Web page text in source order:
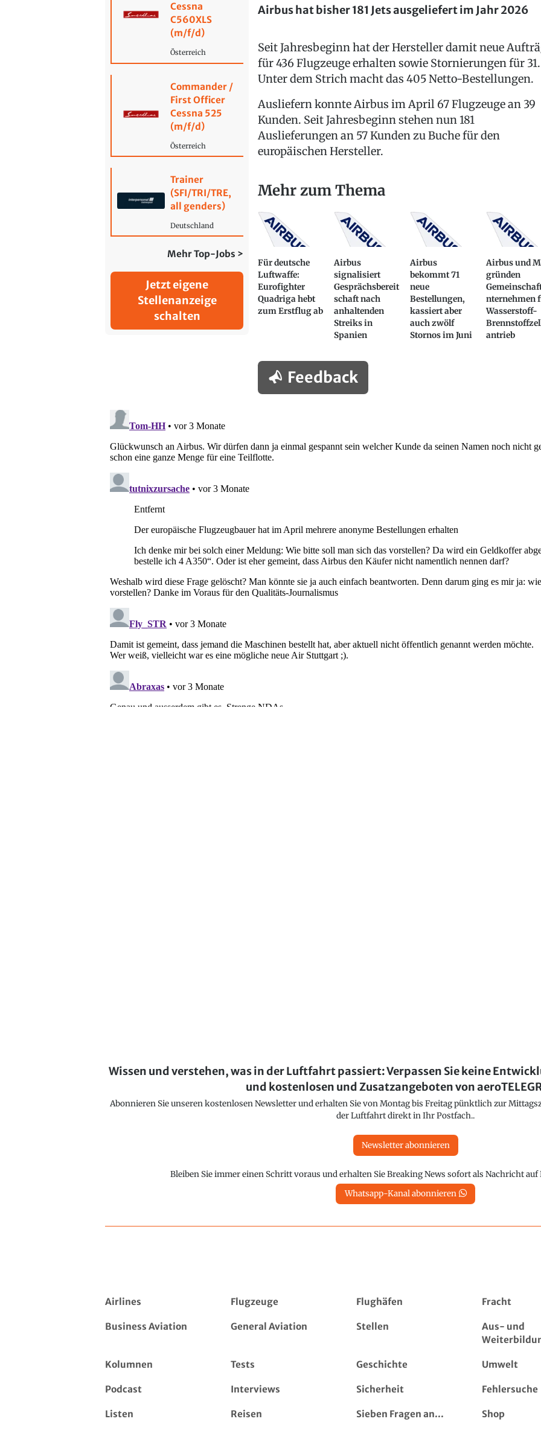
Cessna
C560XLS
(m/f/d)
Österreich
Commander /
First Officer
Cessna 525
(m/f/d)
Österreich
Trainer
(SFI/TRI/TRE,
all genders)
Deutschland
Mehr Top-Jobs >
Jetzt eigene
Stellenanzeige
schalten
Airbus hat bisher 181 Jets ausgeliefert im Jahr 2026
Seit Jahresbeginn hat der Hersteller damit neue
für 436 Flugzeuge erhalten sowie Stornierungen für 31.
Unter dem Strich macht das 405 Netto-Bestellungen.
Ausliefern konnte Airbus im April 67 Flugzeuge an 39
Kunden. Seit Jahresbeginn stehen nun 181
Auslieferungen an 57 Kunden zu Buche für den
europäischen Hersteller.
Mehr zum Thema
Für deutsche
Luftwaffe:
Eurofighter
Quadriga hebt
zum Erstflug ab
Airbus
signalisiert
Gesprächsbereit
schaft nach
anhaltenden
Streiks in
Spanien
Airbus
bekommt 71
neue
Bestellungen,
kassiert aber
auch zwölf
Stornos im Juni
Airbus und
gründen
nternehmen
Wasserstoff-
antrieb
Feedback
Wissen und verstehen, was in der Luftfahrt passiert: Verpassen Sie keine
und kostenlosen und Zusatzangeboten von
Abonnieren Sie unseren kostenlosen Newsletter und erhalten Sie von Montag bis Freitag pünktlich zur
der Luftfahrt direkt in Ihr Postfach..
Newsletter abonnieren
Bleiben Sie immer einen Schritt voraus und erhalten Sie Breaking News sofort als Nachricht
Whatsapp-Kanal abonnieren
Airlines Flugzeuge Flughäfen Fracht
Business Aviation General Aviation Stellen
Aus- und
Kolumnen Tests Geschichte Umwelt
Podcast Interviews Sicherheit Fehlersuche
Listen Reisen Sieben Fragen an... Shop